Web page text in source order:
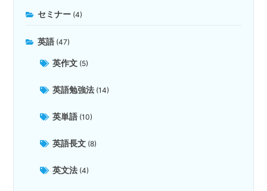
セミナー (4)
英語 (47)
英作文 (5)
英語勉強法 (14)
英単語 (10)
英語長文 (8)
英文法 (4)